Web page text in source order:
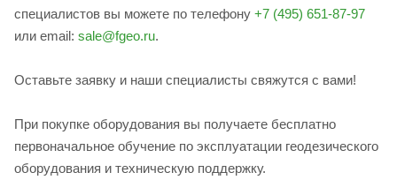
специалистов вы можете по телефону +7 (495) 651-87-97
или email: sale@fgeo.ru.
Оставьте заявку и наши специалисты свяжутся с вами!
При покупке оборудования вы получаете бесплатно
первоначальное обучение по эксплуатации геодезического
оборудования и техническую поддержку.